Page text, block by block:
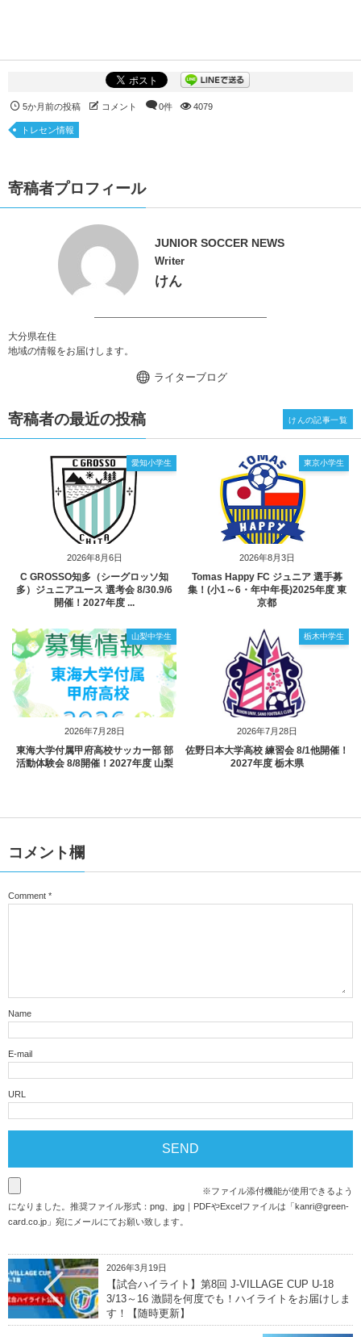
5か月前の投稿 コメント 0件 4079
トレセン情報
寄稿者プロフィール
JUNIOR SOCCER NEWS
Writer
けん
大分県在住
地域の情報をお届けします。
ライターブログ
寄稿者の最近の投稿
2026年8月6日
愛知小学生
C GROSSO知多（シーグロッソ知
多）ジュニアユース 選考会 8/30.9/6
開催！2027年度 ...
2026年8月3日
東京小学生
Tomas Happy FC ジュニア 選手募
集！(小1～6・年中年長)2025年度 東
京都
2026年7月28日
山梨中学生
東海大学付属甲府高校サッカー部 部
活動体験会 8/8開催！2027年度 山梨
2026年7月28日
栃木中学生
佐野日本大学高校 練習会 8/1他開催！
2027年度 栃木県
けんの記事一覧
コメント欄
Comment *
Name
E-mail
URL
※ファイル添付機能が使用できるよう
になりました。推奨ファイル形式：png、jpg｜PDFやExcelファイルは「 kanri@green-
card.co.jp 」宛にメールにてお願い致します。
2026年3月19日
【試合ハイライト】第8回 J-VILLAGE CUP U-18
3/13～16 激闘を何度でも！ハイライトをお届けしま
す！【随時更新】